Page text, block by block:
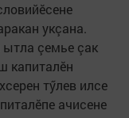
укçана.
ытла çемье çак
капиталӗн
тӳлев илсе
ачисене